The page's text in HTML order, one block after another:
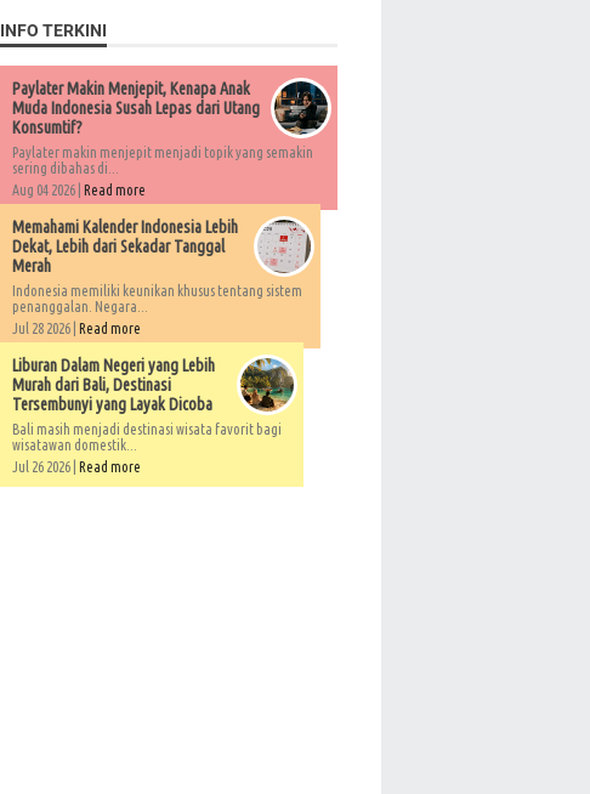
INFO TERKINI
Paylater Makin Menjepit, Kenapa Anak
Muda Indonesia Susah Lepas dari Utang
Konsumtif?
Paylater makin menjepit menjadi topik yang semakin
sering dibahas di...
Aug 04 2026 | Read more
Memahami Kalender Indonesia Lebih
Dekat, Lebih dari Sekadar Tanggal
Merah
Indonesia memiliki keunikan khusus tentang sistem
penanggalan. Negara...
Jul 28 2026 | Read more
Liburan Dalam Negeri yang Lebih
Murah dari Bali, Destinasi
Tersembunyi yang Layak Dicoba
Bali masih menjadi destinasi wisata favorit bagi
wisatawan domestik...
Jul 26 2026 | Read more